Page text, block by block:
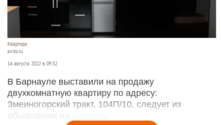
Квартира
avito.ru
14 августа 2022 в 09:32
В Барнауле выставили на продажу
двухкомнатную квартиру по адресу:
Змеиногорский тракт, 104П/10, следует из
объявления на
«Авито».